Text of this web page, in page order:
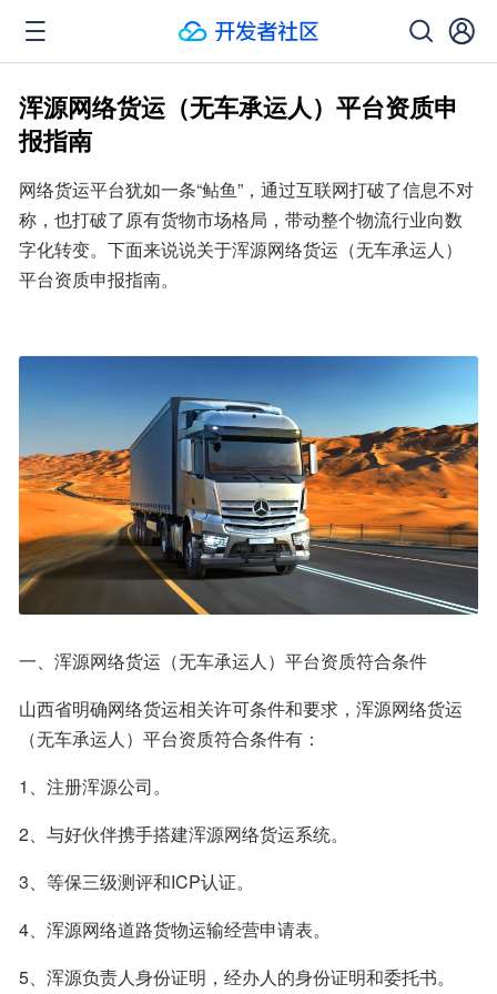
浑源网络货运（无车承运人）平台资质申
报指南
网络货运平台犹如一条“鲇鱼”，通过互联网打破了信息不对
称，也打破了原有货物市场格局，带动整个物流行业向数
字化转变。下面来说说关于浑源网络货运（无车承运人）
平台资质申报指南。
一、浑源网络货运（无车承运人）平台资质符合条件
山西省明确网络货运相关许可条件和要求，浑源网络货运
（无车承运人）平台资质符合条件有：
1、注册浑源公司。
2、与好伙伴携手搭建浑源网络货运系统。
3、等保三级测评和ICP认证。
4、浑源网络道路货物运输经营申请表。
5、浑源负责人身份证明，经办人的身份证明和委托书。